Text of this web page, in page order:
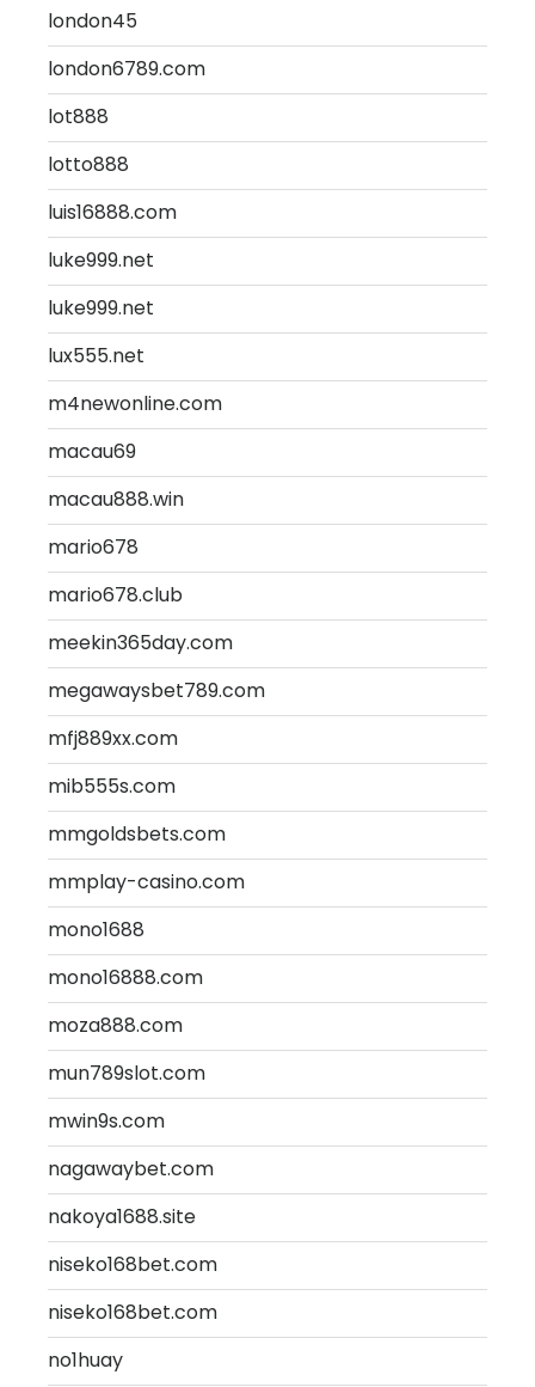
london45
london6789.com
lot888
lotto888
luis16888.com
luke999.net
luke999.net
lux555.net
m4newonline.com
macau69
macau888.win
mario678
mario678.club
meekin365day.com
megawaysbet789.com
mfj889xx.com
mib555s.com
mmgoldsbets.com
mmplay-casino.com
mono1688
mono16888.com
moza888.com
mun789slot.com
mwin9s.com
nagawaybet.com
nakoya1688.site
niseko168bet.com
niseko168bet.com
no1huay